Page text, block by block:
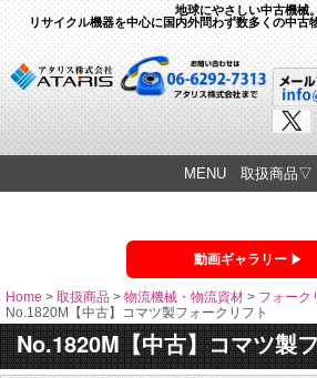
地球にやさしい中古機械
リサイクル機器を中心に国内外問わず数多くの中古
MENU 取扱商品▽
動画ギャラリー
Home > 取扱商品 > 物流機械・物流資材 > フォーク
No.1820M【中古】コマツ製フォークリフト
No.1820M【中古】コマツ製